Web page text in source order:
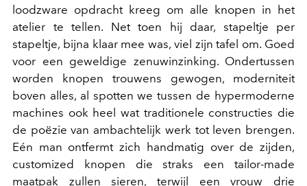
loodzware opdracht kreeg om alle knopen in het
atelier te tellen. Net toen hij daar, stapeltje per
stapeltje, bijna klaar mee was, viel zijn tafel om. Goed
voor een geweldige zenuwinzinking. Ondertussen
worden knopen trouwens gewogen, moderniteit
boven alles, al spotten we tussen de hypermoderne
machines ook heel wat traditionele constructies die
de poëzie van ambachtelijk werk tot leven brengen.
Eén man ontfermt zich handmatig over de zijden,
customized knopen die straks een tailor-made
maatpak zullen sieren, terwijl een vrouw drie